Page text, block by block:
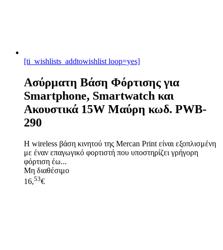
[ti_wishlists_addtowishlist loop=yes]
Ασύρματη Βάση Φόρτισης για
Smartphone, Smartwatch και
Ακουστικά 15W Μαύρη κωδ. PWB-
290
Η wireless βάση κινητού της Mercan Print είναι εξοπλισμένη
με έναν επαγωγικό φορτιστή που υποστηρίζει γρήγορη
φόρτιση έω...
Μη διαθέσιμο
16,53€